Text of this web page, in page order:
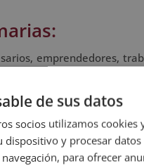
emprendedores,
te enviaremos un
de estudio.
de sus datos
socios utilizamos cookies
dispositivo y procesar
para ofrecer